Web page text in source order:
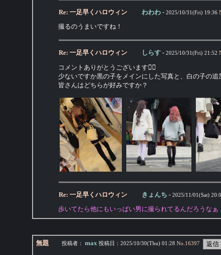
Re: 一足早くハロウィン わわわ - 2025/10/31(Fri) 19:36
撮るのうまいですね！
Re: 一足早くハロウィン しらす - 2025/10/31(Fri) 21:52
コメントありがとうございます🙇‍♀️
少ないですか黒の子をメインにした写真と、白の子の追
皆さんはどちらが好みですか？
Re: 一足早くハロウィン きょんち - 2025/11/01(Sat)
歩いてたら他にもいっぱい男に撮られてるんだろうなぁ
無題 投稿者： max 投稿日： 2025/10/30(Thu) 01:28 No. 16397